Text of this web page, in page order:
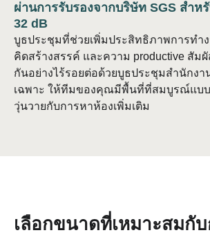
ผ่านการรับรองจากบริษัท SGS สำห
32 dB
บูธประชุมที่ช่วยเพิ่มประสิทธิภาพการทำ
คิดสร้างสรรค์ และความ productive สัม
กันอย่างไร้รอยต่อด้วยบูธประชุมสำนักง
เฉพาะ ให้ทีมของคุณมีพื้นที่ที่สมบูรณ์แบบ
วุ่นวายกับการหาห้องเพิ่มเติม
เลือกขนาดที่เหมาะสมกั